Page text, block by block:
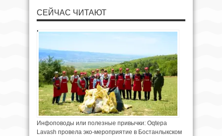
СЕЙЧАС ЧИТАЮТ
Инфоповоды или полезные привычки: Oqtepa
Lavash провела эко-мероприятие в Бостанлыкском